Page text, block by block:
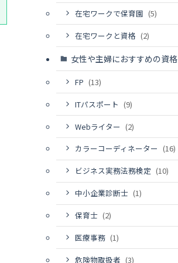
在宅ワークで保育園 (5)
在宅ワークと資格 (2)
女性や主婦におすすめの資格
FP (13)
ITパスポート (9)
Webライター (2)
カラーコーディネーター (16)
ビジネス実務法務検定 (10)
中小企業診断士 (1)
保育士 (2)
医療事務 (1)
危険物取扱者 (3)